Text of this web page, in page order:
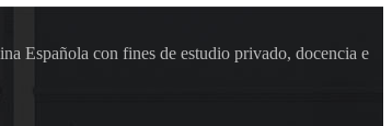
Española con fines de estudio privado, docencia e